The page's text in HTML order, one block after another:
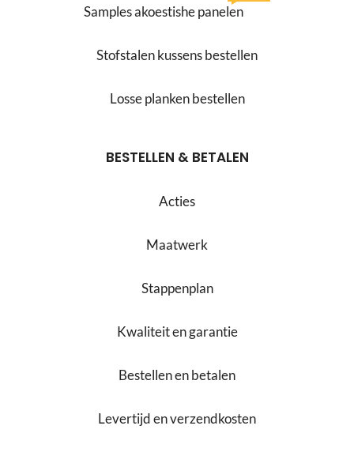
Samples akoestishe panelen
Stofstalen kussens bestellen
Losse planken bestellen
BESTELLEN & BETALEN
Acties
Maatwerk
Stappenplan
Kwaliteit en garantie
Bestellen en betalen
Levertijd en verzendkosten